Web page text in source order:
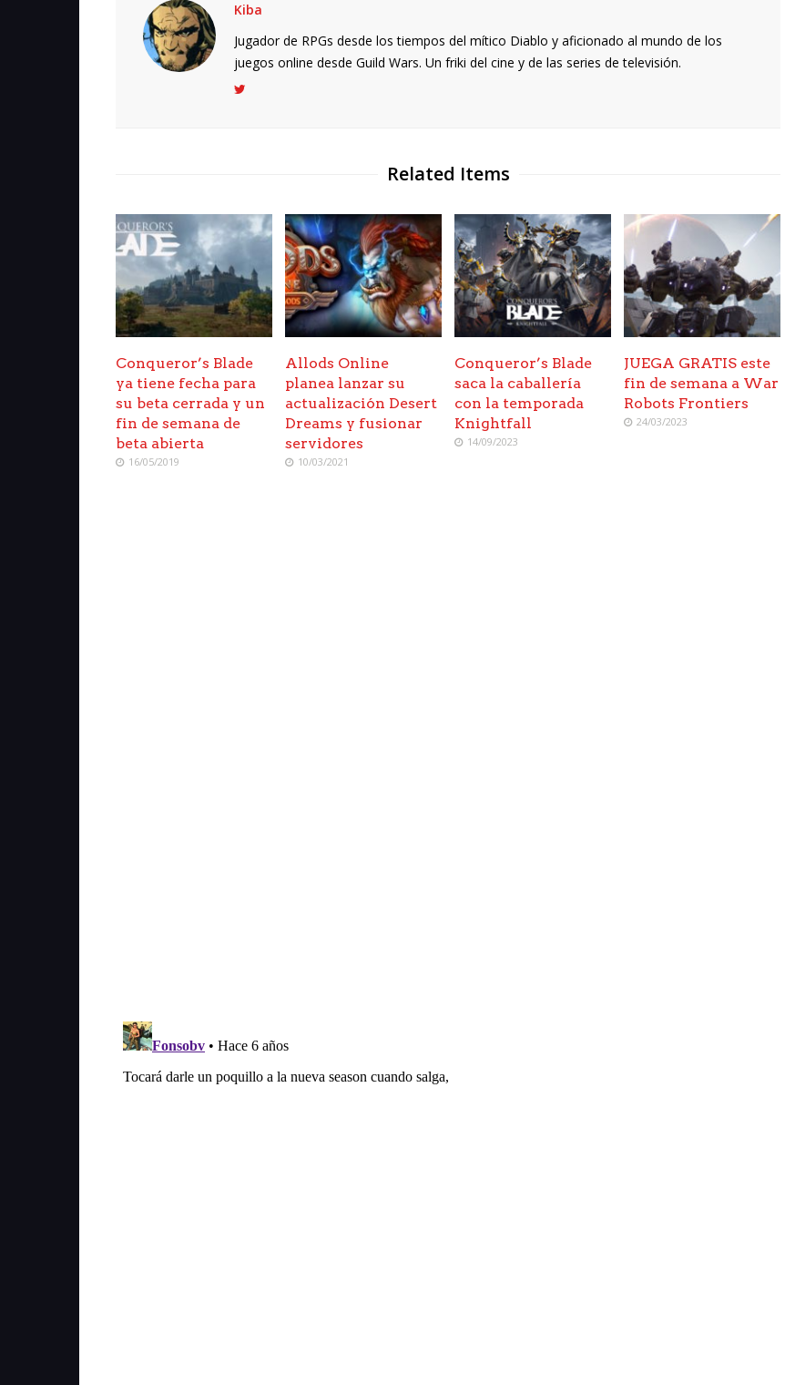
Kiba
Jugador de RPGs desde los tiempos del mítico Diablo y aficionado al mundo de los
juegos online desde Guild Wars. Un friki del cine y de las series de televisión.
Related Items
Conqueror’s Blade
ya tiene fecha para
su beta cerrada y un
fin de semana de
beta abierta
16/05/2019
Allods Online
planea lanzar su
actualización Desert
Dreams y fusionar
servidores
10/03/2021
Conqueror’s Blade
saca la caballería
con la temporada
Knightfall
14/09/2023
JUEGA GRATIS este
fin de semana a War
Robots Frontiers
24/03/2023